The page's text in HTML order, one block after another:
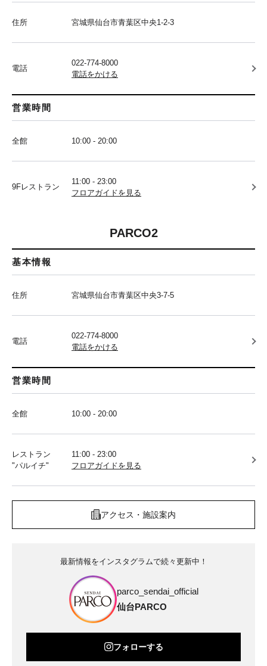
住所 宮城県仙台市青葉区中央1-2-3
電話
022-774-8000
電話をかける
営業時間
全館 10:00 - 20:00
9Fレストラン
11:00 - 23:00
フロアガイドを見る
PARCO2
基本情報
住所 宮城県仙台市青葉区中央3-7-5
電話
022-774-8000
電話をかける
営業時間
全館 10:00 - 20:00
レストラン
"パルイチ"
11:00 - 23:00
フロアガイドを見る
アクセス・施設案内
最新情報をインスタグラムで続々更新中！
parco_sendai_official
仙台PARCO
フォローする